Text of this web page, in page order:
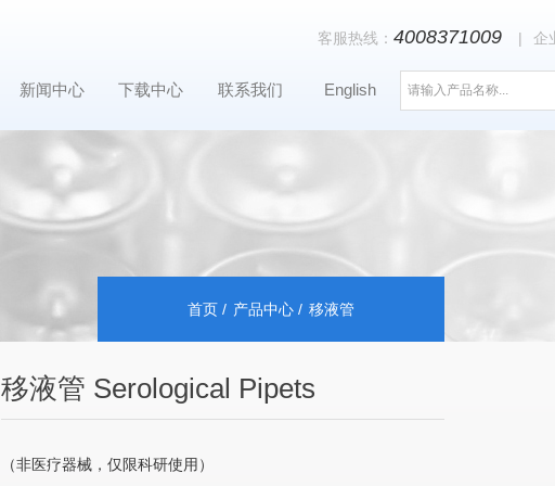
新闻中心 下载中心 联系我们 English
客服热线： 4008371009 | 企
首页 产品中心 移液管
移液管 Serological Pipets
（非医疗器械，仅限科研使用）